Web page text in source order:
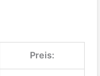
Preis: